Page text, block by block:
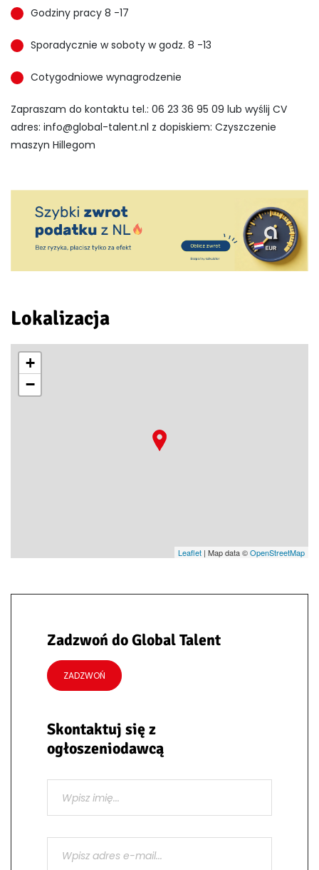
Godziny pracy 8 -17
Sporadycznie w soboty w godz. 8 -13
Cotygodniowe wynagrodzenie
Zapraszam do kontaktu tel.: 06 23 36 95 09 lub wyślij CV
adres: info@global-talent.nl z dopiskiem: Czyszczenie
maszyn Hillegom
Lokalizacja
+
−
Leaflet | Map data ©OpenStreetMap
Zadzwoń do Global Talent
ZADZWOŃ
Skontaktuj się z
ogłoszeniodawcą